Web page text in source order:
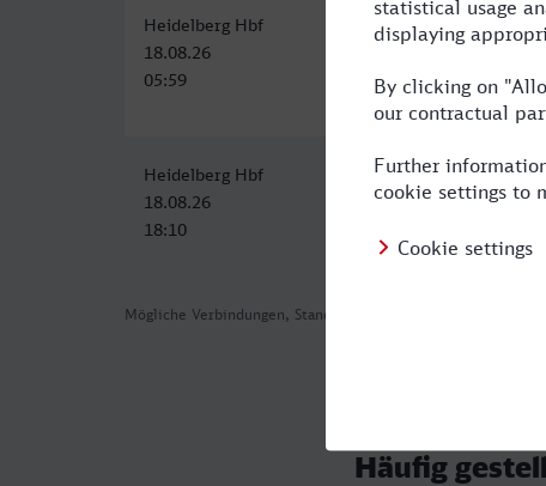
Mögliche Verbindungen, Stand: 2026-08-04 04:23
Heidelberg Hbf
18.08.26
05:59
Osnabrück Hbf
10:21
Heidelberg Hbf
18.08.26
18:10
Osnabrück Hbf
18.08.26
Häufig